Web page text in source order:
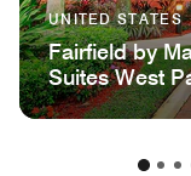
UNITED STATES
Fairfield by
Suites West
Jupiter